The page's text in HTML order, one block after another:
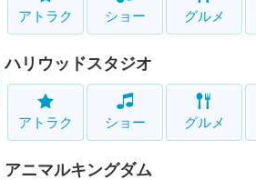
アトラク ショー グルメ
ハリウッドスタジオ
アトラク ショー グルメ
アニマルキングダム